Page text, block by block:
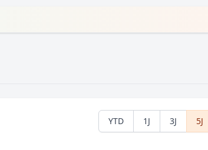
YTD 1J 3J 5J